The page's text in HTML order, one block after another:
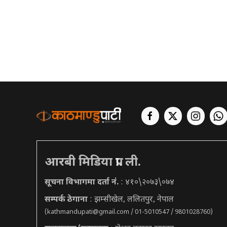
आरबी मिडिया प्रा. ली.
सूचना विभागमा दर्ता नं. : ४१०\२०७३\०७४
सम्पर्क ठेगाना : झम्सीखेल, ललितपुर, नेपाल
(kathmandupati@gmail.com / 01-5010547 / 9801028760)